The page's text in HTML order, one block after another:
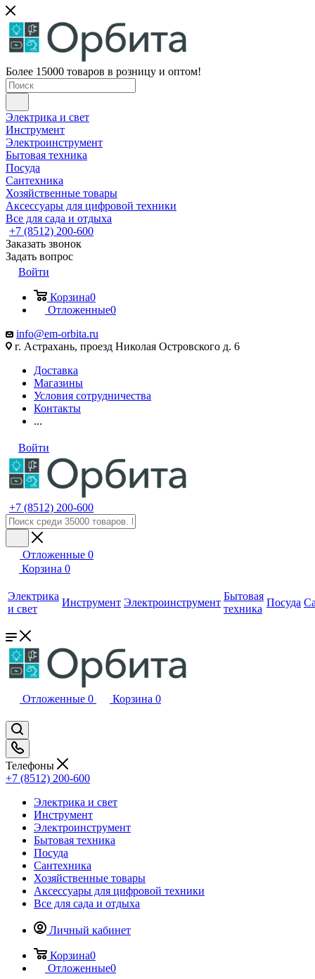
Более 15000 товаров в розницу и оптом!
Электрика и свет
Инструмент
Электроинструмент
Бытовая техника
Посуда
Сантехника
Хозяйственные товары
Аксессуары для цифровой техники
Все для сада и отдыха
+7 (8512) 200-600
Заказать звонок
Задать вопрос
Войти
Корзина0
Отложенные0
info@em-orbita.ru
г. Астрахань, проезд Николая Островского д. 6
Доставка
Магазины
Условия сотрудничества
Контакты
...
Войти
+7 (8512) 200-600
Отложенные 0
Корзина 0
Электрика
и свет
Инструмент Электроинструмент
Бытовая
техника
Посуда
Отложенные 0 Корзина 0
Телефоны
+7 (8512) 200-600
Электрика и свет
Инструмент
Электроинструмент
Бытовая техника
Посуда
Сантехника
Хозяйственные товары
Аксессуары для цифровой техники
Все для сада и отдыха
Личный кабинет
Корзина0
Отложенные0